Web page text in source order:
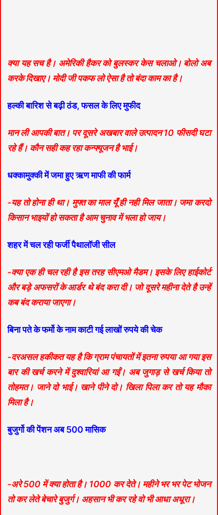
क्या यह सच है। अमेरिकी हैकर को बुलस्कर केस चलाओ। बोलो अब
करके दिखाए। मोदी जी पकफ लो ऐसा है तो बंदा काम का है।
हल्की बारिश से बढ़ी ठंड, फसल के लिए मुफीद
मान ली आपकी बात। पर दूसरे अखबार वाले उत्पादन 10 फीसदी घटा
रहे हैं। कौन सही कह रहा कन्फ्यूजन है भाई।
धक्कामुक्की में जमा हुए ऋण माफी की फार्म
-यह तो होना ही था। मुफ्त का माल यूँ ही नही मिल जाता। जमा करदो
किसान भाइयों हो सकता है आम चुनाव में भला हो जाय।
शहर में चल रही फर्जी पैथालॉजी सील
-क्या एक ही चल रही है इस तरह सीएमओ मैडम। इसके लिए हाईकोर्ट
और बड़े अफसरों के आर्डर थे बंद करा दी। जो दूसरे महीना देते है उन्हें
कब बंद कराया जाएगा।
बिना पते के फर्मो के नाम काटी गई लाखों रुपये की चेक
-दरअसल हकीकत यह है कि ग्राम पंचायतों में इतना रुपया आ गया इस
बार की खर्च करने में दुश्वारियां आ गईं। अब जुगाड़ से खर्च किया तो
तोहमत। जाने दो भाई। खाने पीने दो। खिला पिला कर तो यह मौका
मिला है।
बुजुर्गो की पेंशन अब 500 मासिक
-अरे 500 में क्या होता है। 1000 कर देते। महीने भर भर पेट भोजन
तो कर लेते बेचारे बुजुर्ग। अहसान भी कर रहे वो भी आधा अधूरा।